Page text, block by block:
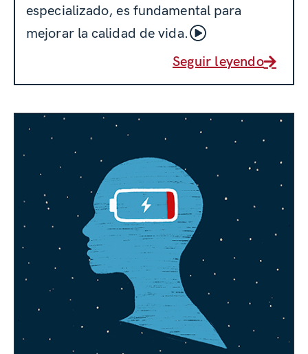
especializado, es fundamental para
mejorar la calidad de vida.
Seguir leyendo